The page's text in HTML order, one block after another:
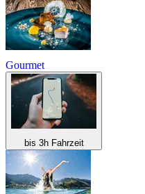
Gourmet
bis 3h Fahrzeit